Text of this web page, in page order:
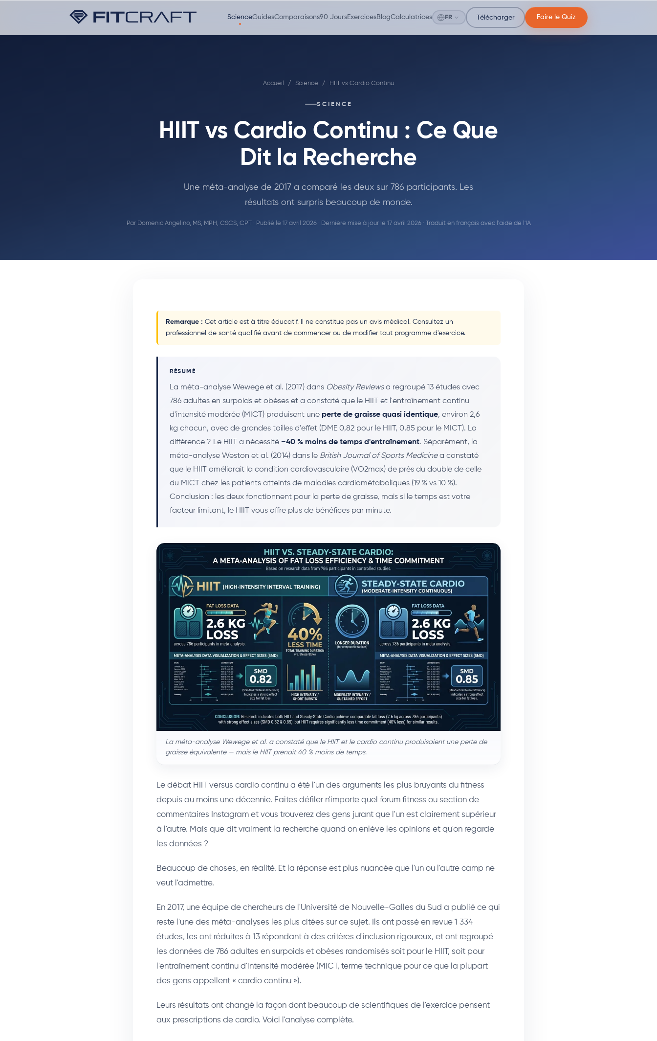
ScienceGuidesComparaisons90 JoursExercicesBlogCalculatrices FR Télécharger Faire le Quiz
Accueil / Science / HIIT vs Cardio Continu
SCIENCE
HIIT vs Cardio Continu : Ce Que
Dit la Recherche
Une méta-analyse de 2017 a comparé les deux sur 786 participants. Les
résultats ont surpris beaucoup de monde.
Par Domenic Angelino, MS, MPH, CSCS, CPT· Publié le 17 avril 2026 · Dernière mise à jour le 17 avril 2026 · Traduit en français avec l'aide de l'IA
Remarque : Cet article est à titre éducatif. Il ne constitue pas un avis médical. Consultez un
professionnel de santé qualifié avant de commencer ou de modifier tout programme d'exercice.
RÉSUMÉ
La méta-analyse Wewege et al. (2017) dans Obesity Reviewsa regroupé 13 études avec
786 adultes en surpoids et obèses et a constaté que le HIIT et l'entraînement continu
d'intensité modérée (MICT) produisent une perte de graisse quasi identique, environ 2,6
kg chacun, avec de grandes tailles d'effet (DME 0,82 pour le HIIT, 0,85 pour le MICT). La
différence ? Le HIIT a nécessité ~40 % moins de temps d'entraînement. Séparément, la
méta-analyse Weston et al. (2014) dans le British Journal of Sports Medicinea constaté
que le HIIT améliorait la condition cardiovasculaire (VO2max) de près du double de celle
du MICT chez les patients atteints de maladies cardiométaboliques (19 % vs 10 %).
Conclusion : les deux fonctionnent pour la perte de graisse, mais si le temps est votre
facteur limitant, le HIIT vous offre plus de bénéfices par minute.
La méta-analyse Wewege et al. a constaté que le HIIT et le cardio continu produisaient une perte de
graisse équivalente — mais le HIIT prenait 40 % moins de temps.
Le débat HIIT versus cardio continu a été l'un des arguments les plus bruyants du fitness
depuis au moins une décennie. Faites défiler n'importe quel forum fitness ou section de
commentaires Instagram et vous trouverez des gens jurant que l'un est clairement supérieur
à l'autre. Mais que dit vraiment la recherche quand on enlève les opinions et qu'on regarde
les données ?
Beaucoup de choses, en réalité. Et la réponse est plus nuancée que l'un ou l'autre camp ne
veut l'admettre.
En 2017, une équipe de chercheurs de l'Université de Nouvelle-Galles du Sud a publié ce qui
reste l'une des méta-analyses les plus citées sur ce sujet. Ils ont passé en revue 1 334
études, les ont réduites à 13 répondant à des critères d'inclusion rigoureux, et ont regroupé
les données de 786 adultes en surpoids et obèses randomisés soit pour le HIIT, soit pour
l'entraînement continu d'intensité modérée (MICT, terme technique pour ce que la plupart
des gens appellent « cardio continu »).
Leurs résultats ont changé la façon dont beaucoup de scientifiques de l'exercice pensent
aux prescriptions de cardio. Voici l'analyse complète.